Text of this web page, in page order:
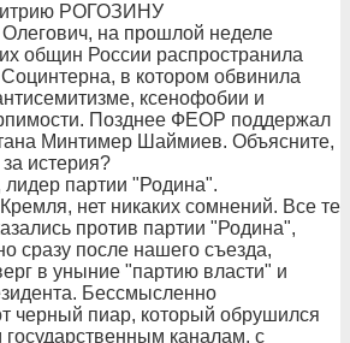
РОГОЗИНУ
на прошлой неделе
общин России распространила
в котором обвинила
ксенофобии и
Позднее ФЕОР поддержал
Минтимер Шаймиев. Объясните,
истерия?
партии "Родина".
Кремля, нет никаких сомнений. Все те
против партии "Родина",
сразу после нашего съезда,
в уныние "партию власти" и
Бессмысленно
черный пиар, который обрушился
каналам, с